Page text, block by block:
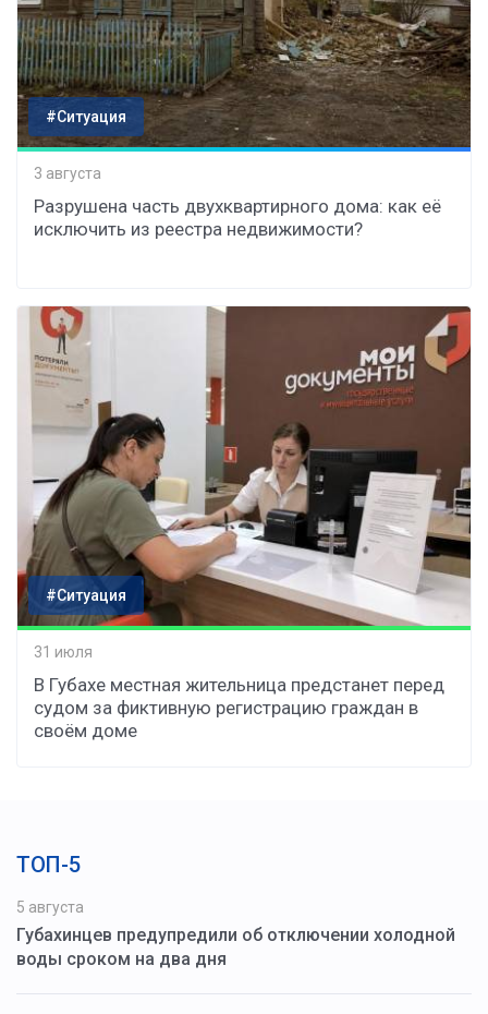
#Ситуация
3 августа
Разрушена часть двухквартирного дома: как её
исключить из реестра недвижимости?
#Ситуация
31 июля
В Губахе местная жительница предстанет перед
судом за фиктивную регистрацию граждан в
своём доме
ТОП-5
5 августа
Губахинцев предупредили об отключении холодной
воды сроком на два дня